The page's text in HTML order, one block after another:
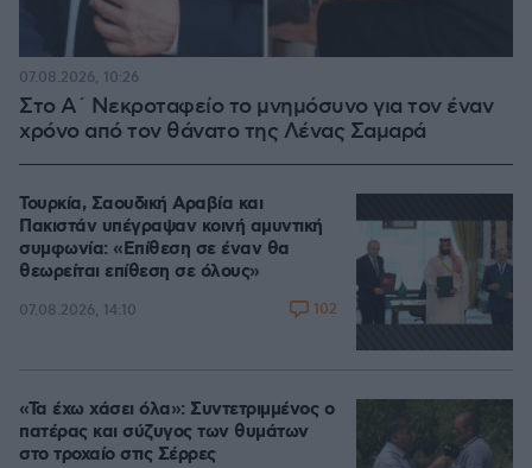
Στο Α΄ Νεκροταφείο το μνημόσυνο για τον έναν
χρόνο από τον θάνατο της Λένας Σαμαρά
07.08.2026, 10:26
Τουρκία, Σαουδική Αραβία και
Πακιστάν υπέγραψαν κοινή αμυντική
συμφωνία: «Επίθεση σε έναν θα
θεωρείται επίθεση σε όλους»
07.08.2026, 14:10 102
«Τα έχω χάσει όλα»: Συντετριμμένος ο
πατέρας και σύζυγος των θυμάτων
στο τροχαίο στις Σέρρες